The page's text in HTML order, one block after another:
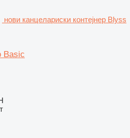
нови канцелариски контејнер Blyss
Basic